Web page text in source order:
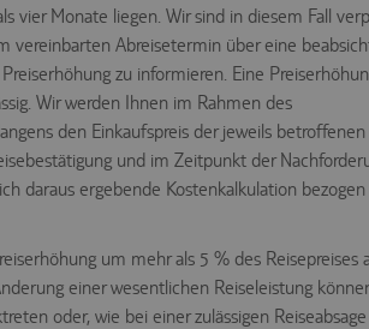
vier Monate liegen. Wir sind in diesem Fall
vereinbarten Abreisetermin über eine
Preiserhöhung zu informieren. Eine
Wir werden Ihnen im Rahmen des
den Einkaufspreis der jeweils
und im Zeitpunkt der
daraus ergebende Kostenkalkulation
um mehr als 5 % des Reisepreises
einer wesentlichen Reiseleistung
oder, wie bei einer zulässigen